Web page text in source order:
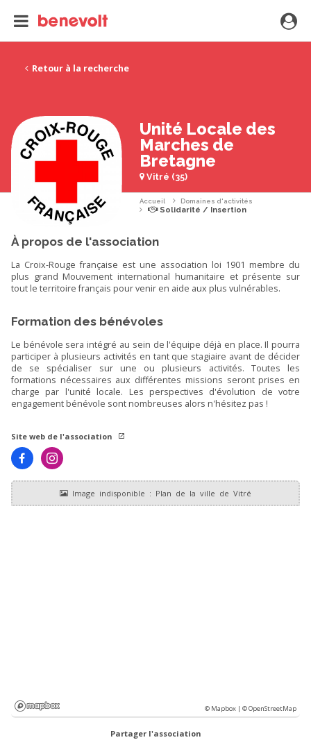
Retour à la recherche
Unité Locale des
Marches de
Bretagne
Vitré (35)
Accueil Domaines d'activités
Solidarité / Insertion
À propos de l'association
La Croix-Rouge française est une association loi 1901 membre du
plus grand Mouvement international humanitaire et présente sur
tout le territoire français pour venir en aide aux plus vulnérables.
Formation des bénévoles
Le bénévole sera intégré au sein de l'équipe déjà en place. Il pourra
participer à plusieurs activités en tant que stagiaire avant de décider
de se spécialiser sur une ou plusieurs activités. Toutes les
formations nécessaires aux différentes missions seront prises en
charge par l'unité locale. Les perspectives d'évolution de votre
engagement bénévole sont nombreuses alors n'hésitez pas !
Site web de l'association
© Mapbox |© OpenStreetMap
Partager l'association